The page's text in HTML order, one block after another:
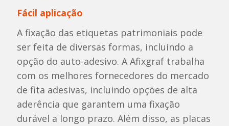
Fácil aplicação
A fixação das etiquetas patrimoniais pode
ser feita de diversas formas, incluindo a
opção do auto-adesivo. A Afixgraf trabalha
com os melhores fornecedores do mercado
de fita adesivas, incluindo opções de alta
aderência que garantem uma fixação
durável a longo prazo. Além disso, as placas